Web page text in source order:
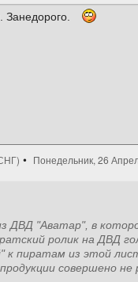
Занедорого.
Понедельник, 26
ДВД "Аватар", в
ролик на ДВД
к пиратам из этой
совершено